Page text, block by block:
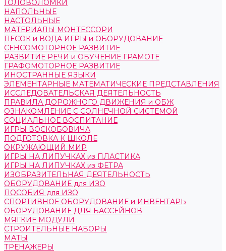
ГОЛОВОЛОМКИ
НАПОЛЬНЫЕ
НАСТОЛЬНЫЕ
МАТЕРИАЛЫ МОНТЕССОРИ
ПЕСОК и ВОДА ИГРЫ и ОБОРУДОВАНИЕ
СЕНСОМОТОРНОЕ РАЗВИТИЕ
РАЗВИТИЕ РЕЧИ и ОБУЧЕНИЕ ГРАМОТЕ
ГРАФОМОТОРНОЕ РАЗВИТИЕ
ИНОСТРАННЫЕ ЯЗЫКИ
ЭЛЕМЕНТАРНЫЕ МАТЕМАТИЧЕСКИЕ ПРЕДСТАВЛЕНИЯ
ИССЛЕДОВАТЕЛЬСКАЯ ДЕЯТЕЛЬНОСТЬ
ПРАВИЛА ДОРОЖНОГО ДВИЖЕНИЯ и ОБЖ
ОЗНАКОМЛЕНИЕ С СОЛНЕЧНОЙ СИСТЕМОЙ
СОЦИАЛЬНОЕ ВОСПИТАНИЕ
ИГРЫ ВОСКОБОВИЧА
ПОДГОТОВКА К ШКОЛЕ
ОКРУЖАЮЩИЙ МИР
ИГРЫ НА ЛИПУЧКАХ из ПЛАСТИКА
ИГРЫ НА ЛИПУЧКАХ из ФЕТРА
ИЗОБРАЗИТЕЛЬНАЯ ДЕЯТЕЛЬНОСТЬ
ОБОРУДОВАНИЕ для ИЗО
ПОСОБИЯ для ИЗО
СПОРТИВНОЕ ОБОРУДОВАНИЕ и ИНВЕНТАРЬ
ОБОРУДОВАНИЕ ДЛЯ БАССЕЙНОВ
МЯГКИЕ МОДУЛИ
СТРОИТЕЛЬНЫЕ НАБОРЫ
МАТЫ
ТРЕНАЖЕРЫ